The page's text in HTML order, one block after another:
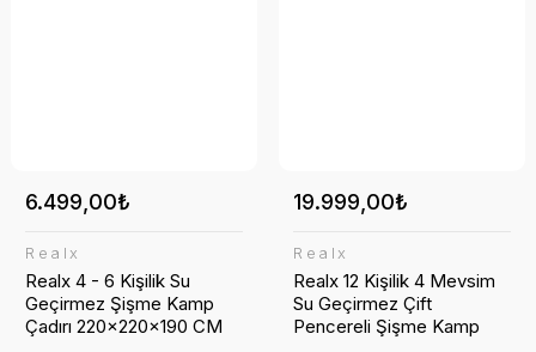
6.499,00₺
Realx
Realx 4 - 6 Kişilik Su
Geçirmez Şişme Kamp
Çadırı 220x220x190 CM
19.999,00₺
Realx
Realx 12 Kişilik 4 Mevsim
Su Geçirmez Çift
Pencereli Şişme Kamp